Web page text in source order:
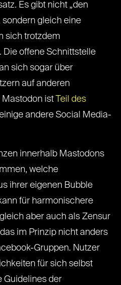
Es gibt nicht „den
sondern gleich eine
sich trotzdem
Die offene Schnittstelle
sich sogar über
auf anderen
ist
Teil des
andere Social Media-
innerhalb Mastodons
welche
ihrer eigenen Bubble
für harmonischere
aber auch als Zensur
im Prinzip nicht anders
Gruppen. Nutzer
für sich selbst
Guidelines der